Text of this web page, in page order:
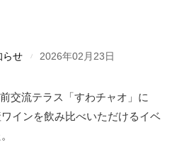
らせ 2026年02月23日
交流テラス「すわチャオ」に
インを飲み比べいただけるイベ